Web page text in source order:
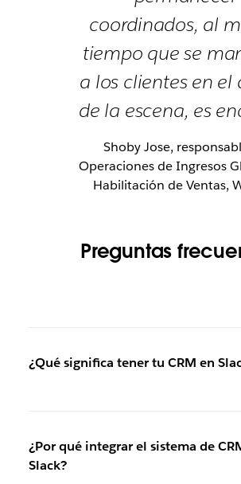
coordinados, al
tiempo que se
a los clientes en el
de la escena, es
Shoby Jose,
Operaciones de Ingresos
Habilitación de Ventas,
Preguntas
¿Qué significa tener tu CRM en
¿Por qué integrar el sistema de
Slack?